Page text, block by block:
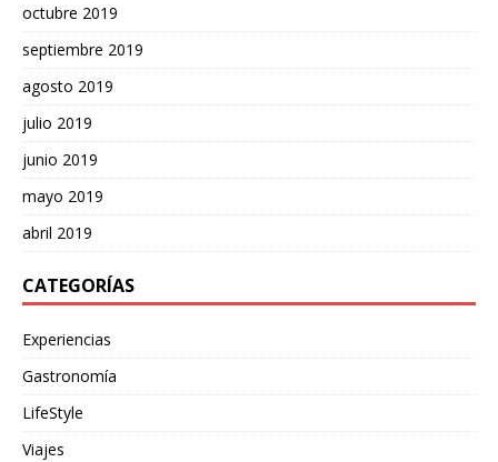
octubre 2019
septiembre 2019
agosto 2019
julio 2019
junio 2019
mayo 2019
abril 2019
CATEGORÍAS
Experiencias
Gastronomía
LifeStyle
Viajes